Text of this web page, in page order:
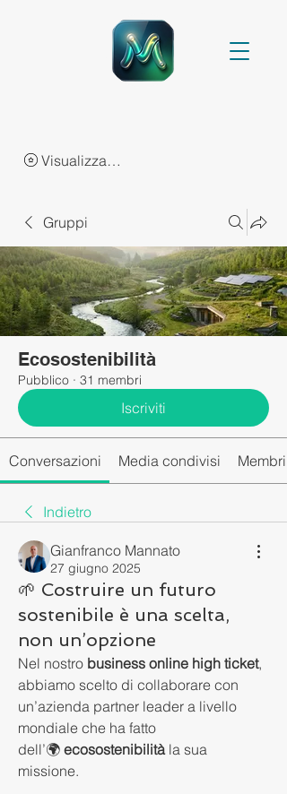
Visualizza punti
Gruppi
Ecosostenibilità
Pubblico · 31 membri
Iscriviti
Conversazioni Media condivisi
Indietro
Gianfranco Mannato
27 giugno 2025
🌱 Costruire un futuro
sostenibile è una scelta,
non un’opzione
Nel nostro business online high ticket,
abbiamo scelto di collaborare con
un’azienda partner leader a livello
mondiale che ha fatto
dell’🌍 ecosostenibilità la sua
missione.